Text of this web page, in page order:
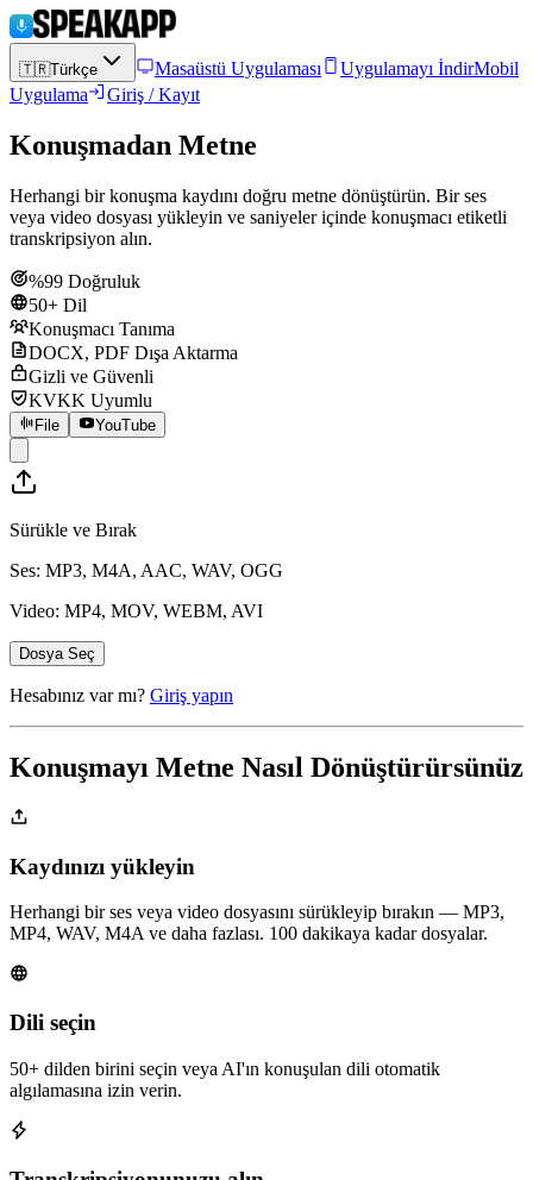
🇹🇷Türkçe Masaüstü Uygulaması Uygulamayı İndirMobil
Uygulama
Giriş / Kayıt
Konuşmadan Metne
Herhangi bir konuşma kaydını doğru metne dönüştürün. Bir ses
veya video dosyası yükleyin ve saniyeler içinde konuşmacı etiketli
transkripsiyon alın.
%99 Doğruluk
50+ Dil
Konuşmacı Tanıma
DOCX, PDF Dışa Aktarma
Gizli ve Güvenli
KVKK Uyumlu
File YouTube
Sürükle ve Bırak
Ses: MP3, M4A, AAC, WAV, OGG
Video: MP4, MOV, WEBM, AVI
Dosya Seç
Hesabınız var mı? Giriş yapın
Konuşmayı Metne Nasıl Dönüştürürsünüz
Kaydınızı yükleyin
Herhangi bir ses veya video dosyasını sürükleyip bırakın — MP3,
MP4, WAV, M4A ve daha fazlası. 100 dakikaya kadar dosyalar.
Dili seçin
50+ dilden birini seçin veya AI'ın konuşulan dili otomatik
algılamasına izin verin.